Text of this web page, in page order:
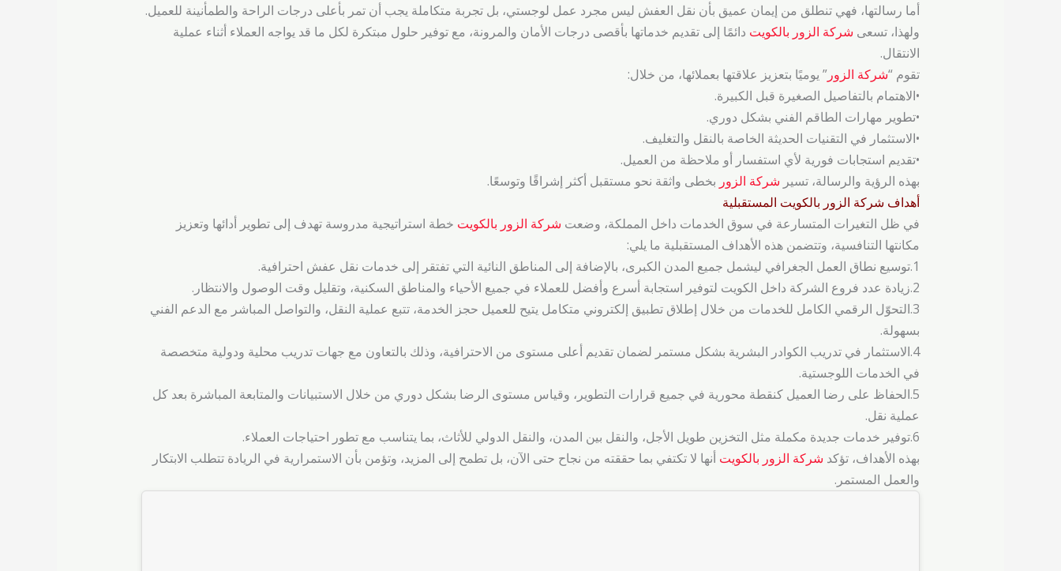
أما رسالتها، فهي تنطلق من إيمان عميق بأن نقل العفش ليس مجرد عمل لوجستي، بل تجربة متكاملة يجب أن تمر بأعلى درجات الراحة والطمأنينة للعميل.
ولهذا، تسعى شركة الزور بالكويت دائمًا إلى تقديم خدماتها بأقصى درجات الأمان والمرونة، مع توفير حلول مبتكرة لكل ما قد يواجه العملاء أثناء عملية
الانتقال.
تقوم “شركة الزور ” يوميًا بتعزيز علاقتها بعملائها، من خلال:
•الاهتمام بالتفاصيل الصغيرة قبل الكبيرة.
•تطوير مهارات الطاقم الفني بشكل دوري.
•الاستثمار في التقنيات الحديثة الخاصة بالنقل والتغليف.
•تقديم استجابات فورية لأي استفسار أو ملاحظة من العميل.
بهذه الرؤية والرسالة، تسير شركة الزور بخطى واثقة نحو مستقبل أكثر إشراقًا وتوسعًا.
أهداف ‌شركة الزور بالكويت المستقبلية
في ظل التغيرات المتسارعة في سوق الخدمات داخل المملكة، وضعت شركة الزور بالكويت خطة استراتيجية مدروسة تهدف إلى تطوير أدائها وتعزيز
مكانتها التنافسية، وتتضمن هذه الأهداف المستقبلية ما يلي:
1.توسيع نطاق العمل الجغرافي ليشمل جميع المدن الكبرى، بالإضافة إلى المناطق النائية التي تفتقر إلى خدمات نقل عفش احترافية.
2.زيادة عدد فروع الشركة داخل الكويت لتوفير استجابة أسرع وأفضل للعملاء في جميع الأحياء والمناطق السكنية، وتقليل وقت الوصول والانتظار.
3.التحوّل الرقمي الكامل للخدمات من خلال إطلاق تطبيق إلكتروني متكامل يتيح للعميل حجز الخدمة، تتبع عملية النقل، والتواصل المباشر مع الدعم الفني
بسهولة.
4.الاستثمار في تدريب الكوادر البشرية بشكل مستمر لضمان تقديم أعلى مستوى من الاحترافية، وذلك بالتعاون مع جهات تدريب محلية ودولية متخصصة
في الخدمات اللوجستية.
5.الحفاظ على رضا العميل كنقطة محورية في جميع قرارات التطوير، وقياس مستوى الرضا بشكل دوري من خلال الاستبيانات والمتابعة المباشرة بعد كل
عملية نقل.
6.توفير خدمات جديدة مكملة مثل التخزين طويل الأجل، والنقل بين المدن، والنقل الدولي للأثاث، بما يتناسب مع تطور احتياجات العملاء.
بهذه الأهداف، تؤكد شركة الزور بالكويت أنها لا تكتفي بما حققته من نجاح حتى الآن، بل تطمح إلى المزيد، وتؤمن بأن الاستمرارية في الريادة تتطلب الابتكار
والعمل المستمر.